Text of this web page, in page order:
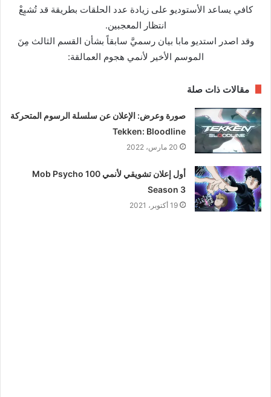
كافي يساعد الأستوديو على زيادة عدد الحلقات بطريقة قد تُشبِعْ
انتظار المعجبين.
وقد اصدر استديو مابا بيان رسميَّ سابقاً بشأن القسم الثالث مِنَ
الموسم الأخير لأنمي هجوم العمالقة:
مقالات ذات صلة
صورة وعرض: الإعلان عن سلسلة الرسوم المتحركة
Tekken: Bloodline
20 مارس، 2022
أول إعلان تشويقي لأنمي Mob Psycho 100
Season 3
19 أكتوبر، 2021